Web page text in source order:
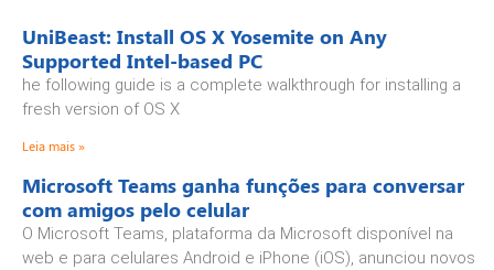
UniBeast: Install OS X Yosemite on Any
Supported Intel-based PC
he following guide is a complete walkthrough for installing a
fresh version of OS X
Leia mais »
Microsoft Teams ganha funções para conversar
com amigos pelo celular
O Microsoft Teams, plataforma da Microsoft disponível na
web e para celulares Android e iPhone (iOS), anunciou novos